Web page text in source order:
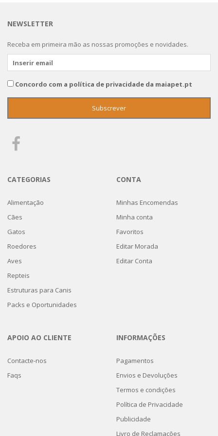
NEWSLETTER
Receba em primeira mão as nossas promoções e novidades.
Concordo com a política de privacidade da maiapet.pt
CATEGORIAS
Alimentação
Cães
Gatos
Roedores
Aves
Repteis
Estruturas para Canis
Packs e Oportunidades
CONTA
Minhas Encomendas
Minha conta
Favoritos
Editar Morada
Editar Conta
APOIO AO CLIENTE
Contacte-nos
Faqs
INFORMAÇÕES
Pagamentos
Envios e Devoluções
Termos e condições
Política de Privacidade
Publicidade
Livro de Reclamações